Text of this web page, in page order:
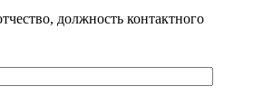
должность контактного